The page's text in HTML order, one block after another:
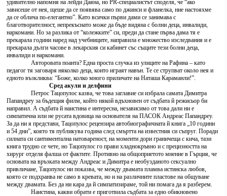
удивително напомня на лейди Даяна, но PR-специалистът споделя, че “ако
зависеше от нея, щеше да се появява само по джинси и фланелка, ние настояхме
да се облича по-елегантно”. Като всички първи дами се занимава с
благотворителност, непрекъснато може да бъде видяна с болни деца, инвалиди,
наркомани. Но за разлика от “колежките” си, преди да стане първа дама тя е
прекарала години наред над учебниците, направила е множество изследвания и е
прекарала дълги часове в лекарския си кабинет със същите тези болни деца,
инвалиди и наркомани.
Авторовата поанта? Една проста случка из улиците на Рафина – като
педагог тя заговаря няколко деца, които играят навън. Те се струпват около нея и
едното възкликва: “Боже, колко много приличате на Наташа Караманли!”.
Сред акули и делфини
Петрос Тацопулос казва, че това заглавие си избрала самата Димитра
Папандреу за бъдещия филм, който някой вдъхновен от съдбата й режисьор би
направил. А съдбата й наистина е интересна, независимо от това дали ни е
симпатична или не русата вдовица на основателя на ПАСОК Андреас Папандреу.
За да ни я представи, Тацопулос рецензира автобиографичната й книга „10 години
и 54 дни”, която тя публикува година след смъртта на известния си съпруг. Поради
силната си сантиментална натовареност, на моменти дори граничеща с кича, тази
книга трудно се чете, но Тацопулос го прави хладнокръвно и с прецизността на
хирург отделя фалша от фактите. Противно на общоприетото мнение в Гърция, че
основата на връзката между Андреас и Димитра е необузданото сексуално
привличане, Тацопулос ни показва, че между двамата пламва истинска любов,
която се подхранва не само в кревата, но и на различните пластове на общуване
между двамата. Без да ни кара да й симпатизираме, той ни помага да я разберем.
Наистина, какви обрати е приготвила съдбата за едно обикновено